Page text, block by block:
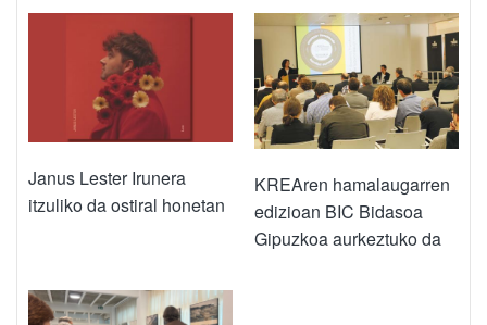
Janus Lester Irunera
itzuliko da ostiral honetan
KREAren hamalaugarren
edizioan BIC Bidasoa
Gipuzkoa aurkeztuko da